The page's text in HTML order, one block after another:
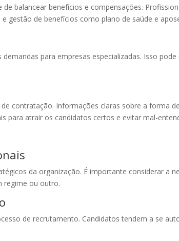
balancear benefícios e compensações.
gestão de benefícios como plano de saúde e
para empresas especializadas. Isso
contratação. Informações claras sobre a forma
para atrair os candidatos certos e evitar mal-
da organização. É importante considerar a
regime ou outro.
de recrutamento. Candidatos tendem a se